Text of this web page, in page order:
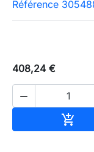
Référence
408,24 €

